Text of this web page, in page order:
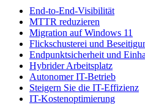
End-to-End-Visibilität
MTTR reduzieren
Migration auf Windows 11
Flickschusterei und
Endpunktsicherheit und
Hybrider Arbeitsplatz
Autonomer IT-Betrieb
Steigern Sie die IT-Effizienz
IT-Kostenoptimierung